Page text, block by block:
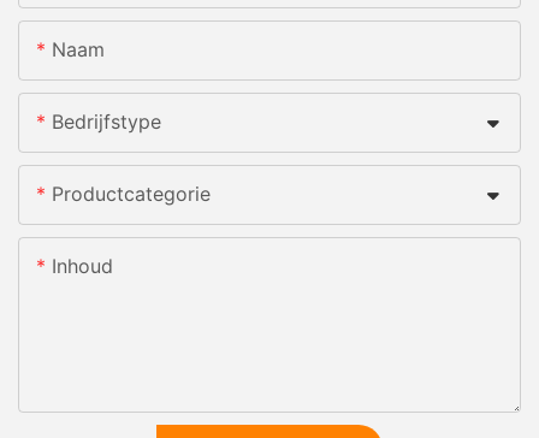
Naam
Bedrijfstype
Productcategorie
Inhoud